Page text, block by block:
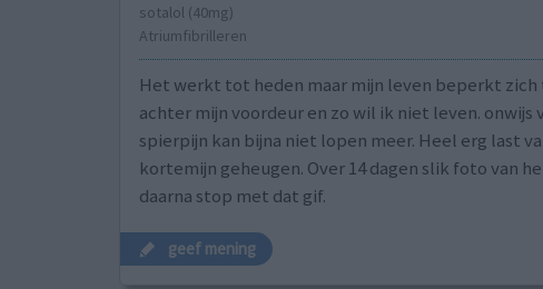
sotalol (40mg)
Atriumfibrilleren
Het werkt tot heden maar mijn leven beperkt
achter mijn voordeur en zo wil ik niet leven. onwijs
spierpijn kan bijna niet lopen meer. Heel erg last
kortemijn geheugen. Over 14 dagen slik foto van
daarna stop met dat gif.
geef mening